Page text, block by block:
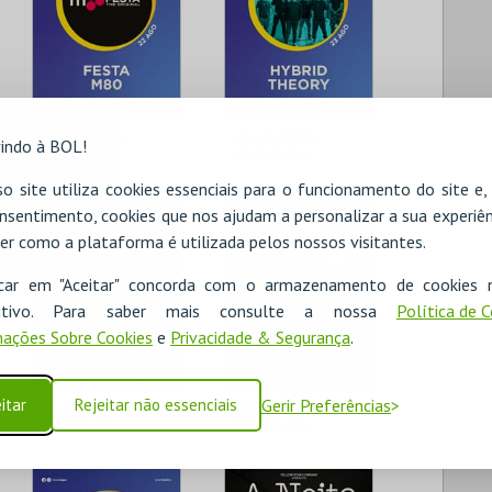
à BOL!
site utiliza cookies essenciais para o funcionamento do site
cookies que nos ajudam a personalizar a sua
como a plataforma é utilizada pelos nossos visitantes.
em "Aceitar" concorda com o armazenamento de cookies
Para saber mais consulte a nossa Política de
Sobre Cookies e Privacidade & Segurança.
Rejeitar não essenciais Gerir Preferências
22-AGOSTO |
FATACIL'26
PARQ. FEIRAS E
EXPOSIÇÕES
MAIS INFO
PARQ. FEIRAS E
EXPOSIÇÕES
MAIS INFO
26-AGOSTO |
FATACIL'26
PARQ. FEIRAS E
27-AGOSTO |
FATACIL'26
PARQ. FEIRAS E